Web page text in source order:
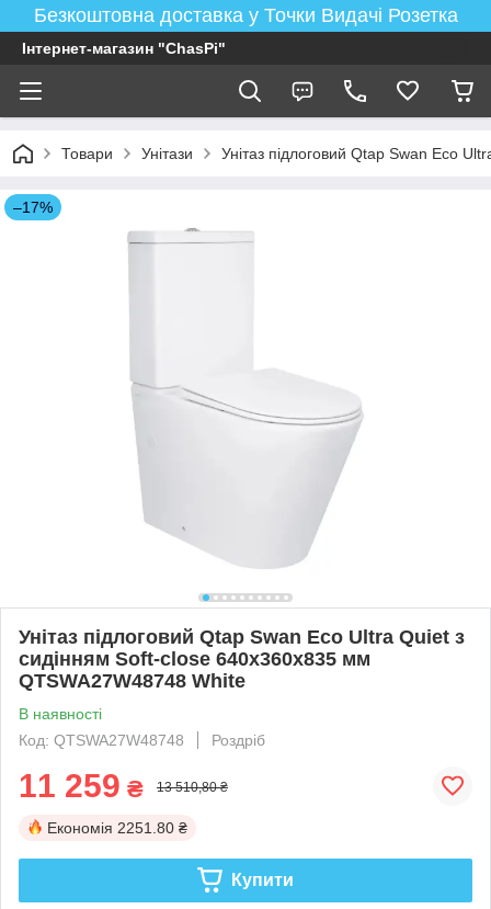
Безкоштовна доставка у Точки Видачі Розетка
Інтернет-магазин "ChasPi"
Товари Унітази Унітаз підлоговий Qtap Swan Eco
–17%
Унітаз підлоговий Qtap Swan Eco Ultra Quiet з
сидінням Soft-close 640x360x835 мм
QTSWA27W48748 White
В наявності
Код: QTSWA27W48748
Роздріб
11 259 ₴ 13 510,80 ₴
Економія 2251.80 ₴
Купити